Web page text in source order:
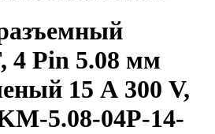
4 Pin 5.08 мм
15 А 300 V,
5.08-04P-14-